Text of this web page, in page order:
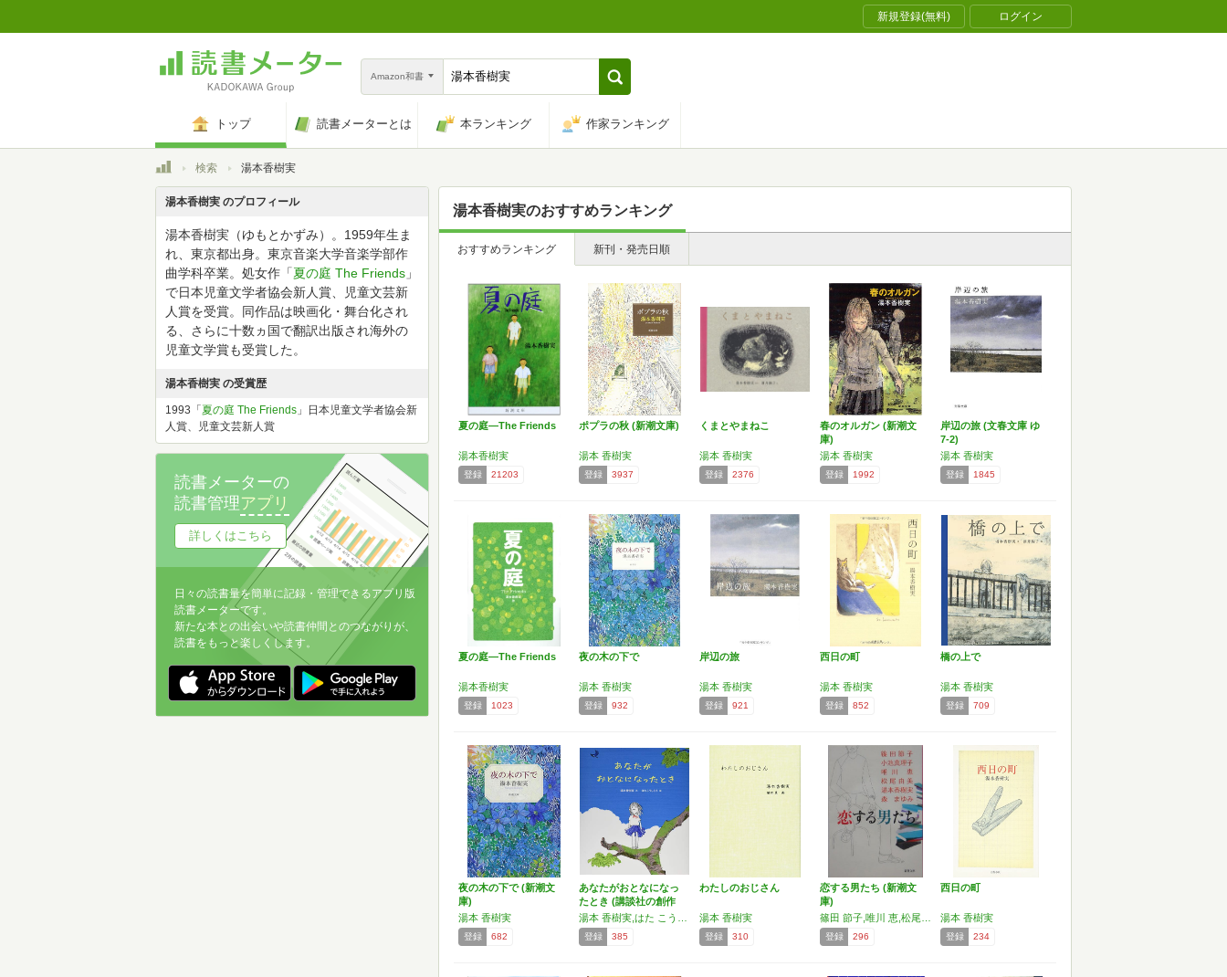
新規登録(無料) ログイン
Amazon和書
トップ 読書メーターとは 本ランキング 作家ランキング
トップ検索 湯本香樹実
湯本香樹実のおすすめランキング
おすすめランキング 新刊・発売日順
夏の庭―The Friends
湯本香樹実
登録 21203
ポプラの秋 (新潮文庫)
湯本 香樹実
登録 3937
くまとやまねこ
湯本 香樹実
登録 2376
春のオルガン (新潮文
庫)
湯本 香樹実
登録 1992
岸辺の旅 (文春文庫 ゆ
7-2)
湯本 香樹実
登録 1845
夏の庭―The Friends
湯本香樹実
登録 1023
夜の木の下で
湯本 香樹実
登録 932
岸辺の旅
湯本 香樹実
登録 921
西日の町
湯本 香樹実
登録 852
橋の上で
湯本 香樹実
登録 709
夜の木の下で (新潮文
庫)
湯本 香樹実
登録 682
あなたがおとなになっ
たとき (講談社の創作
絵…
登録 385
わたしのおじさん
湯本 香樹実
登録 310
恋する男たち (新潮文
庫)
登録 296
西日の町
湯本 香樹実
登録 234
湯本香樹実 のプロフィール
湯本香樹実（ゆもとかずみ）。1959年生ま
れ、東京都出身。東京音楽大学音楽学部作
曲学科卒業。処女作「夏の庭 The Friends 」
で日本児童文学者協会新人賞、児童文芸新
人賞を受賞。同作品は映画化・舞台化され
る、さらに十数ヵ国で翻訳出版され海外の
児童文学賞も受賞した。
湯本香樹実 の受賞歴
1993「 夏の庭 The Friends 」日本児童文学者協会新
人賞、児童文芸新人賞
読書メーターの
読書管理アプリ
詳しくはこちら
日々の読書量を簡単に記録・管理できるアプリ版
読書メーターです。
新たな本との出会いや読書仲間とのつながりが、
読書をもっと楽しくします。